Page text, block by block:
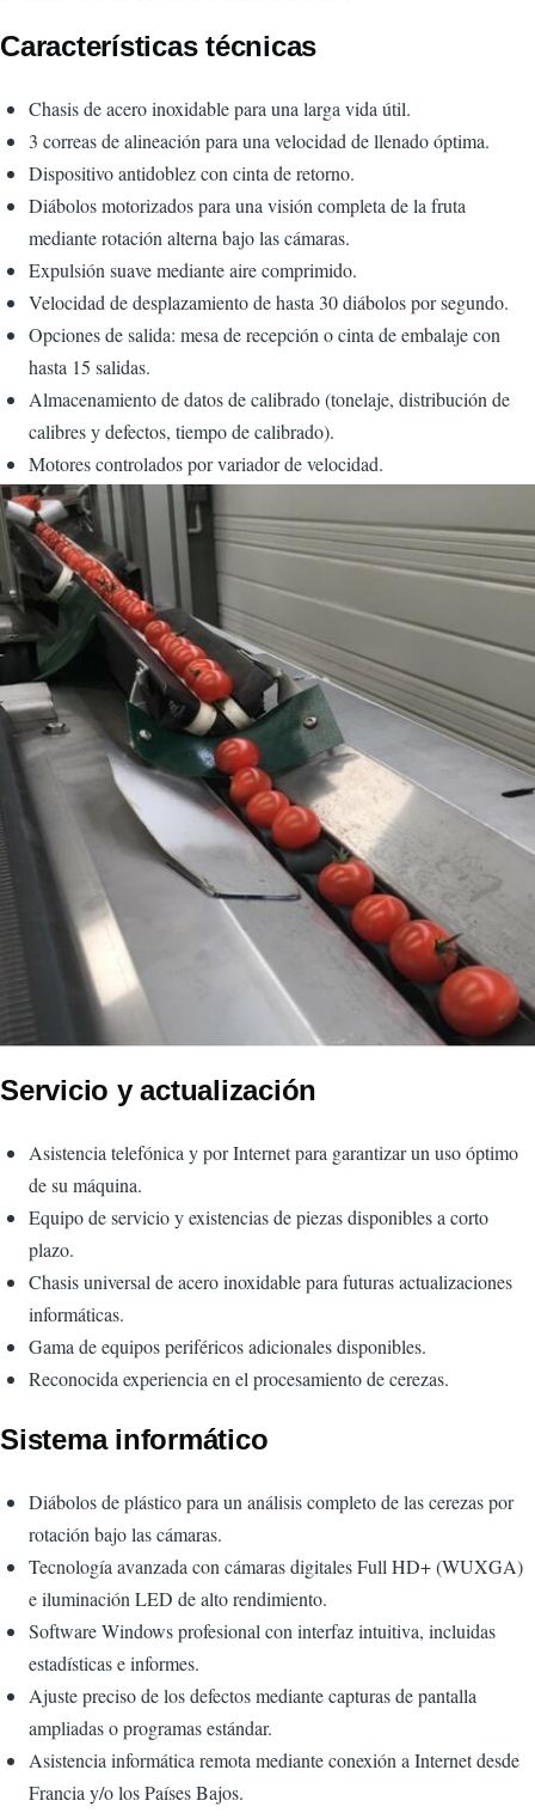
Características técnicas
Chasis de acero inoxidable para una larga vida útil.
3 correas de alineación para una velocidad de llenado óptima.
Dispositivo antidoblez con cinta de retorno.
Diábolos motorizados para una visión completa de la fruta
mediante rotación alterna bajo las cámaras.
Expulsión suave mediante aire comprimido.
Velocidad de desplazamiento de hasta 30 diábolos por segundo.
Opciones de salida: mesa de recepción o cinta de embalaje con
hasta 15 salidas.
Almacenamiento de datos de calibrado (tonelaje, distribución de
calibres y defectos, tiempo de calibrado).
Motores controlados por variador de velocidad.
Imagen
Servicio y actualización
Asistencia telefónica y por Internet para garantizar un uso óptimo
de su máquina.
Equipo de servicio y existencias de piezas disponibles a corto
plazo.
Chasis universal de acero inoxidable para futuras actualizaciones
informáticas.
Gama de equipos periféricos adicionales disponibles.
Reconocida experiencia en el procesamiento de cerezas.
Sistema informático
Diábolos de plástico para un análisis completo de las cerezas por
rotación bajo las cámaras.
Tecnología avanzada con cámaras digitales Full HD+ (WUXGA)
e iluminación LED de alto rendimiento.
Software Windows profesional con interfaz intuitiva, incluidas
estadísticas e informes.
Ajuste preciso de los defectos mediante capturas de pantalla
ampliadas o programas estándar.
Asistencia informática remota mediante conexión a Internet desde
Francia y/o los Países Bajos.